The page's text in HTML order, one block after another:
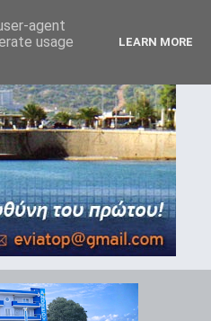
agent
usage
LEARN MORE